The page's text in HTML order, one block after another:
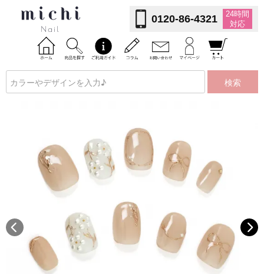
0120-86-4321
24時間
対応
検索